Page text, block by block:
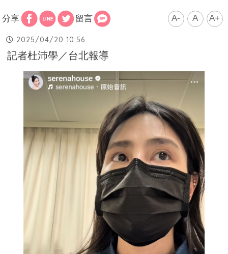
分享 留言 A- A A+
2025/04/20 10:56
記者杜沛學／台北報導